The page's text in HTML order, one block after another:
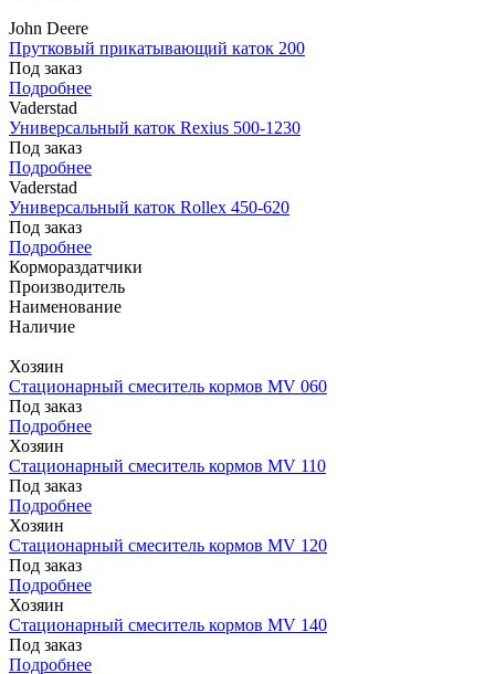
John Deere
Прутковый прикатывающий каток 200
Под заказ
Подробнее
Vaderstad
Универсальный каток Rexius 500-1230
Под заказ
Подробнее
Vaderstad
Универсальный каток Rollex 450-620
Под заказ
Подробнее
Кормораздатчики
Производитель
Наименование
Наличие
Хозяин
Стационарный смеситель кормов MV 060
Под заказ
Подробнее
Хозяин
Стационарный смеситель кормов MV 110
Под заказ
Подробнее
Хозяин
Стационарный смеситель кормов MV 120
Под заказ
Подробнее
Хозяин
Стационарный смеситель кормов MV 140
Под заказ
Подробнее